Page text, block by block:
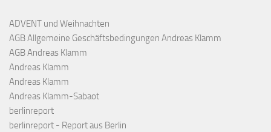
ADVENT und Weihnachten
AGB Allgemeine Geschäftsbedingungen Andreas Klamm
AGB Andreas Klamm
Andreas Klamm
Andreas Klamm
Andreas Klamm-Sabaot
berlinreport
berlinreport - Report aus Berlin